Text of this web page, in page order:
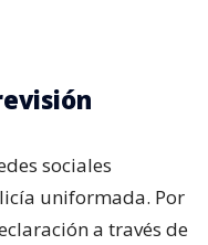
sociales
uniformada. Por
a través de